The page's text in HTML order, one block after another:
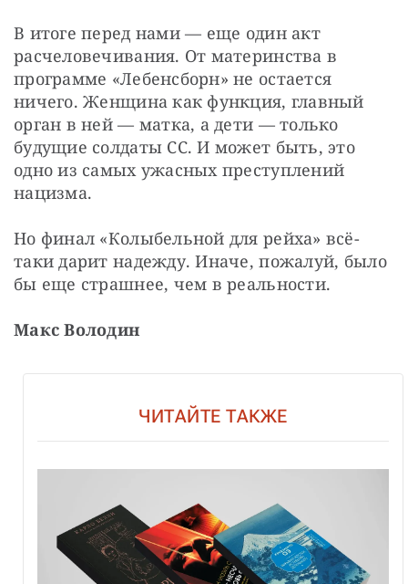
В итоге перед нами — еще один акт
расчеловечивания. От материнства в
программе «Лебенсборн» не остается
ничего. Женщина как функция, главный
орган в ней — матка, а дети — только
будущие солдаты СС. И может быть, это
одно из самых ужасных преступлений
нацизма.
Но финал «Колыбельной для рейха» всё-
таки дарит надежду. Иначе, пожалуй, было
бы еще страшнее, чем в реальности.
Макс Володин
ЧИТАЙТЕ ТАКЖЕ